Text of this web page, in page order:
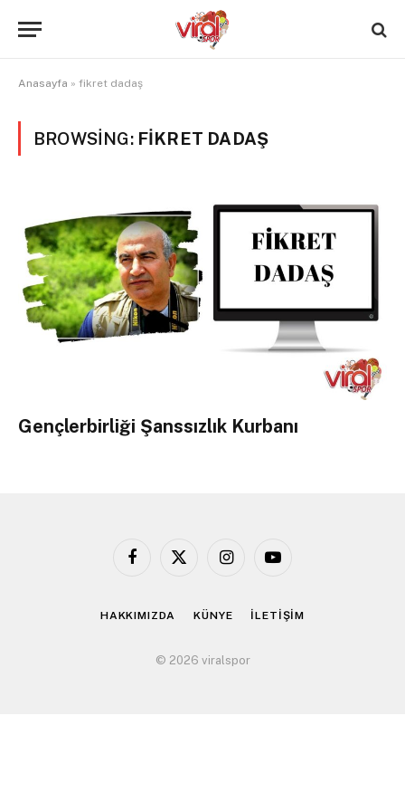
Anasayfa » fikret dadaş
BROWSING: FIKRET DADAŞ
Gençlerbirliği Şanssızlık Kurbanı
Facebook
X
InstagramYouTube
HAKKIMIZDA KÜNYE İLETİŞİM
© 2026 viralspor